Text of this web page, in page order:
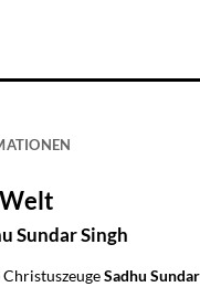
Sundar Singh
Sadhu